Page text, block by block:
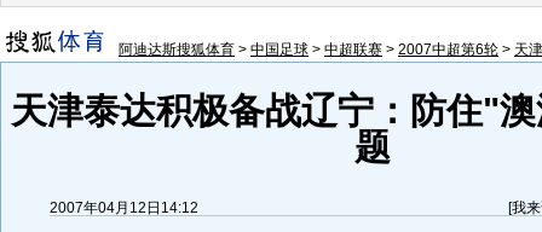
阿迪达斯搜狐体育 > 中国足球 > 中超联赛 > 2007中超第6轮 > 天
天津泰达积极备战辽宁：防住"
题
2007年04月12日14:12 [我